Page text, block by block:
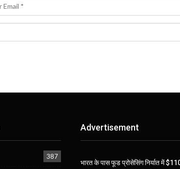
387
Advertisement
भारत के पास फूड प्रोसेसिंग निर्यात में